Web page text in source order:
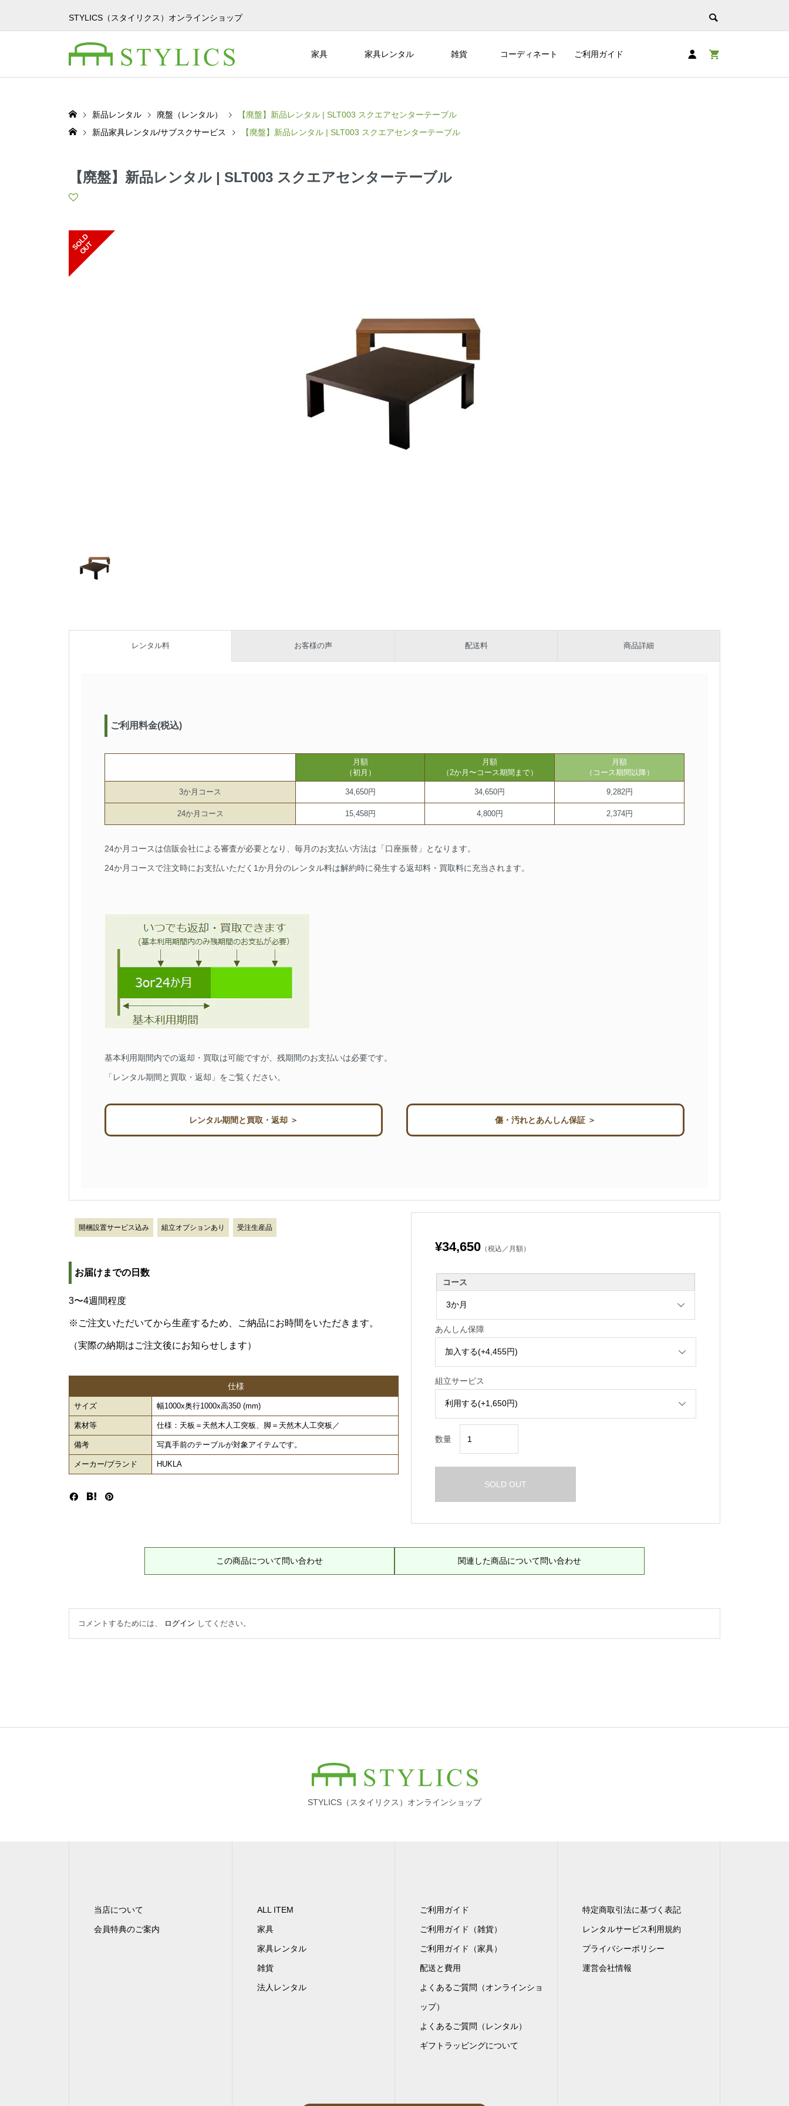
STYLICS（スタイリクス）オンラインショップ
家具 家具レンタル 雑貨 コーディネート ご利用ガイド
新品レンタル 廃盤（レンタル）
【廃盤】新品レンタル | SLT003 スクエアセンターテーブル
新品家具レンタル/サブスクサービス
【廃盤】新品レンタル | SLT003 スクエアセンターテーブル
【廃盤】新品レンタル | SLT003 スクエアセンターテーブル
S
O
L
D
O
U
T
レンタル料 お客様の声 配送料 商品詳細
ご利用料金(税込)
月額
（初月）
月額
（2か月〜コース期間まで）
月額
（コース期間以降）
3か月コース 34,650円 34,650円 9,282円
24か月コース 15,458円 4,800円 2,374円
24か月コースは信販会社による審査が必要となり、毎月のお支払い方法は「口座振替」となります。
24か月コースで注文時にお支払いただく1か月分のレンタル料は解約時に発生する返却料・買取料に充当されます。
基本利用期間内での返却・買取は可能ですが、残期間のお支払いは必要です。
「レンタル期間と買取・返却」をご覧ください。
レンタル期間と買取・返却 ＞ 傷・汚れとあんしん保証 ＞
開梱設置サービス込み 組立オプションあり 受注生産品
お届けまでの日数
3〜4週間程度
※ご注文いただいてから生産するため、ご納品にお時間をいただきます。
（実際の納期はご注文後にお知らせします）
仕様
サイズ 幅1000x奥行1000x高350 (mm)
素材等 仕様：天板＝天然木人工突板、脚＝天然木人工突板／
備考 写真手前のテーブルが対象アイテムです。
メーカー/ブランド HUKLA
¥34,650（税込／月額）
コース
あんしん保障
組立サービス
数量
SOLD OUT
この商品について問い合わせ 関連した商品について問い合わせ
コメントするためには、 ログイン してください。
STYLICS（スタイリクス）オンラインショップ
当店について
会員特典のご案内
ALL ITEM
家具
家具レンタル
雑貨
法人レンタル
ご利用ガイド
ご利用ガイド（雑貨）
ご利用ガイド（家具）
配送と費用
よくあるご質問（オンラインショ
ップ）
よくあるご質問（レンタル）
ギフトラッピングについて
特定商取引法に基づく表記
レンタルサービス利用規約
プライバシーポリシー
運営会社情報